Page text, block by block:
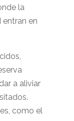
la
entran en
a aliviar
como el